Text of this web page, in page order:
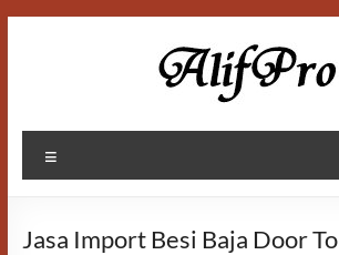
Alif
Properti
Jasa Import Besi Baja Door